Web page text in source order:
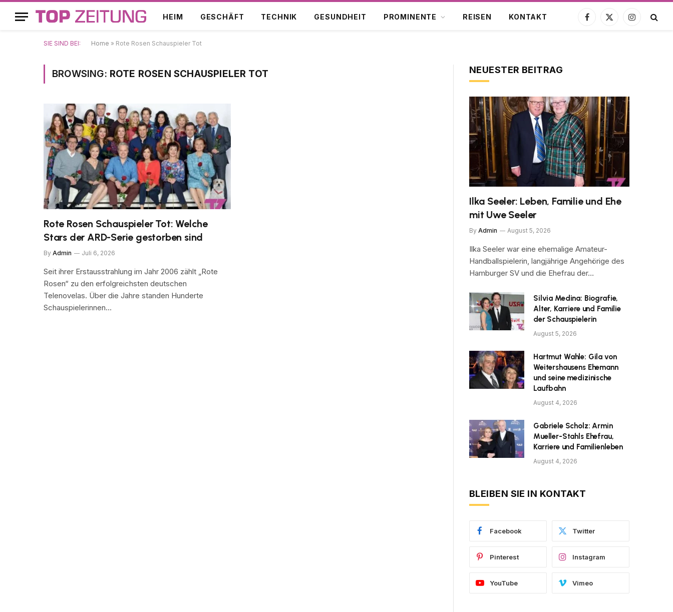
HEIM GESCHÄFT TECHNIK GESUNDHEIT PROMINENTE REISEN KONTAKT
Facebook
X
Instagram
SIE SIND BEI: Home » Rote Rosen Schauspieler Tot
BROWSING: ROTE ROSEN SCHAUSPIELER TOT
Rote Rosen Schauspieler Tot: Welche
Stars der ARD-Serie gestorben sind
By Admin Juli 6, 2026
Seit ihrer Erstausstrahlung im Jahr 2006 zählt „Rote
Rosen“ zu den erfolgreichsten deutschen
Telenovelas. Über die Jahre standen Hunderte
Schauspielerinnen…
NEUESTER BEITRAG
Ilka Seeler: Leben, Familie und Ehe
mit Uwe Seeler
By Admin August 5, 2026
Ilka Seeler war eine ehemalige Amateur-
Handballspielerin, langjährige Angehörige des
Hamburger SV und die Ehefrau der…
Silvia Medina: Biografie,
Alter, Karriere und Familie
der Schauspielerin
August 5, 2026
Hartmut Wahle: Gila von
Weitershausens Ehemann
und seine medizinische
Laufbahn
August 4, 2026
Gabriele Scholz: Armin
Mueller-Stahls Ehefrau,
Karriere und Familienleben
August 4, 2026
BLEIBEN SIE IN KONTAKT
Facebook Twitter
Pinterest Instagram
YouTube Vimeo